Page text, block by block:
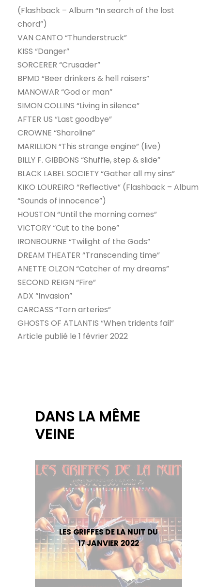
(Flashback – Album “In search of the lost
chord”)
VAN CANTO “Thunderstruck”
KISS “Danger”
SORCERER “Crusader”
BPMD “Beer drinkers & hell raisers”
MANOWAR “God or man”
SIMON COLLINS “Living in silence”
AFTER US “Last goodbye”
CROWNE “Sharoline”
MARILLION “This strange engine” (live)
BILLY F. GIBBONS “Shuffle, step & slide”
BLACK LABEL SOCIETY “Gather all my sins”
KIKO LOUREIRO “Reflective” (Flashback – Album
“Sounds of innocence”)
HOUSTON “Until the morning comes”
VICTORY “Cut to the bone”
IRONBOURNE “Twilight of the Gods”
DREAM THEATER “Transcending time”
ANETTE OLZON “Catcher of my dreams”
SECOND REIGN “Fire”
ADX “Invasion”
CARCASS “Torn arteries”
GHOSTS OF ATLANTIS “When tridents fail”
Article publié le 1 février 2022
DANS LA MÊME
VEINE
LES GRIFFES DE LA NUIT DU
17 JANVIER 2022